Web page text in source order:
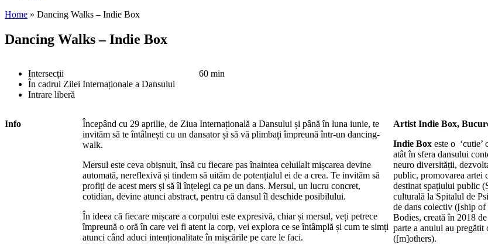
Home » Dancing Walks – Indie Box
Dancing Walks – Indie Box
Intersecții
În cadrul Zilei Internaționale a Dansului
Intrare liberă
60 min
Info
Începând cu 29 aprilie, de Ziua Internațională a Dansului și până în luna iunie, te
invităm să te întâlnești cu un dansator și să vă plimbați împreună într-un dancing-
walk.
Mersul este ceva obișnuit, însă cu fiecare pas înaintea celuilalt mișcarea devine
automată, nereflexivă și tindem să uităm de potențialul ei de a crea. Te invităm să
profiți de acest mers și să îl înțelegi ca pe un dans. Mersul, un lucru concret,
cotidian, devine atunci abstract, pentru că dansul îl deschide posibilului.
În ideea că fiecare mișcare a corpului este expresivă, chiar și mersul, veți petrece
împreună o oră în care vei fi atent la corp, vei explora ce se întâmplă și cum te simți
atunci când aduci intenționalitate în mișcările pe care le faci.
Artist Indie Box,
Indie Box este o ‘cutie’
atât în sfera dansului
neuro diversității,
public, promovarea artei
destinat spațiului public
culturală la Spitalul de
de dans colectiv ([ship
Bodies, creată în 2018
parte a anului au pregătit
([m]others).